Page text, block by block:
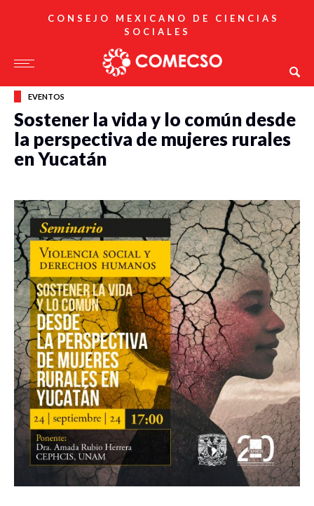
CONSEJO MEXICANO DE CIENCIAS
SOCIALES
EVENTOS
Sostener la vida y lo común desde
la perspectiva de mujeres rurales
en Yucatán